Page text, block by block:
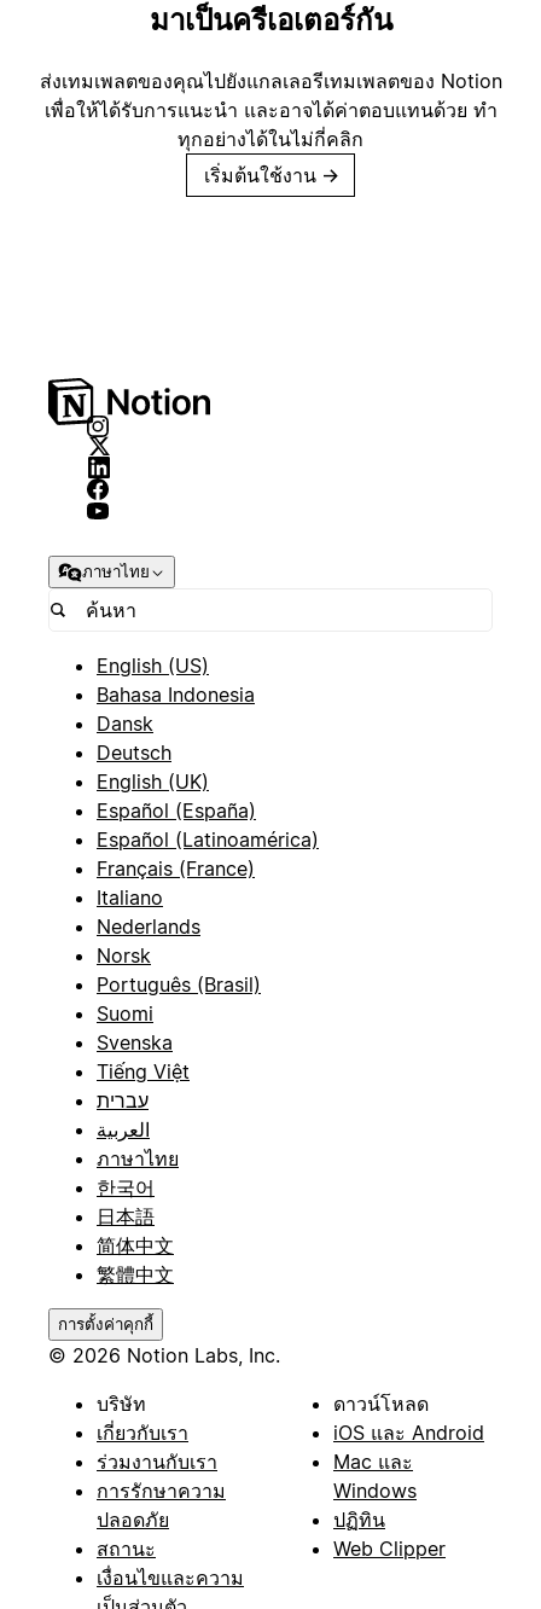
มาเป็นครีเอเตอร์กัน
ส่งเทมเพลตของคุณไปยังแกลเลอรีเทมเพลตของ Notion
เพื่อให้ได้รับการแนะนำ และอาจได้ค่าตอบแทนด้วย ทำ
ทุกอย่างได้ในไม่กี่คลิก
เริ่มต้นใช้งาน →
ภาษาไทย
English (US)
Bahasa Indonesia
Dansk
Deutsch
English (UK)
Español (España)
Español (Latinoamérica)
Français (France)
Italiano
Nederlands
Norsk
Português (Brasil)
Suomi
Svenska
Tiếng Việt
עברית
العربية
ภาษาไทย
한국어
日本語
简体中文
繁體中文
การตั้งค่าคุกกี้
© 2026 Notion Labs, Inc.
บริษัท
เกี่ยวกับเรา
ร่วมงานกับเรา
การรักษาความ
ปลอดภัย
สถานะ
เงื่อนไขและความ
ดาวน์โหลด
iOS และ Android
Mac และ
Windows
ปฏิทิน
Web Clipper